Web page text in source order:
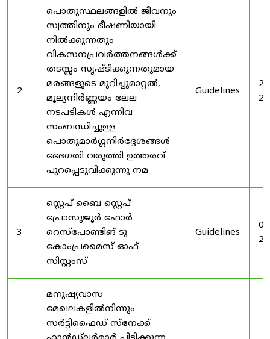
2
പൊതുസ്ഥലങ്ങളിൽ ജീവനും
സ്വത്തിനും ഭീഷണിയായി
നിൽക്കുന്നതും
വികസനപ്രവർത്തനങ്ങൾക്ക്
തടസ്സം സൃഷ്ടിക്കുന്നതുമായ
മരങ്ങളുടെ മുറിച്ചുമാറ്റൽ,
മൂല്യനിർണ്ണയം ലേല
നടപടികൾ എന്നിവ
സംബന്ധിച്ചുള്ള
പൊതുമാർഗ്ഗനിർദ്ദേശങ്ങൾ
ഭേദഗതി വരുത്തി ഉത്തരവ്
പുറപ്പെടുവിക്കുന്നു നമ
Guidelines
3
സ്റ്റെപ് ബൈ സ്റ്റെപ്
പ്രോസുജൂർ ഫോർ
റെസ്‌പോണ്ടിങ് ടു
കോംപ്രമൈസ് ഓഫ്
സിസ്റ്റംസ്
Guidelines
മനുഷ്യവാസ
മേഖലകളിൽനിന്നും
സർട്ടിഫൈഡ് സ്നേക്ക്